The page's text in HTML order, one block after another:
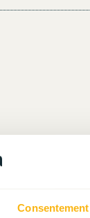
Consentement